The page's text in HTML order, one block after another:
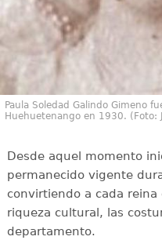
Paula Soledad Galindo Gimeno
Huehuetenango en 1930. (Foto:
Desde aquel momento
permanecido vigente
convirtiendo a cada
riqueza cultural, las
departamento.